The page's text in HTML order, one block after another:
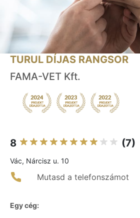
TURUL DÍJAS RANGSOR
FAMA-VET Kft.
8 (7)
Vác, Nárcisz u. 10
Mutasd a telefonszámot
Egy cég: